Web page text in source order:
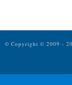
© Copyright © 2009 -